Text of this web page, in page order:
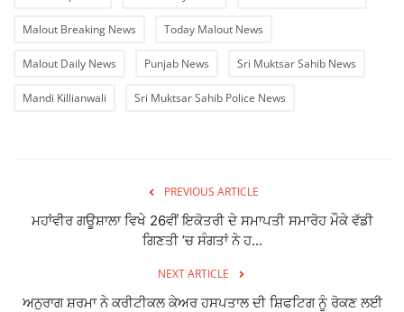
Malout Breaking News Today Malout News
Malout Daily News Punjab News Sri Muktsar Sahib News
Mandi Killianwali Sri Muktsar Sahib Police News
PREVIOUS ARTICLE
ਮਹਾਂਵੀਰ ਗਊਸ਼ਾਲਾ ਵਿਖੇ 26ਵੀਂ ਇਕੋਤਰੀ ਦੇ ਸਮਾਪਤੀ ਸਮਾਰੋਹ ਮੌਕੇ ਵੱਡੀ
ਗਿਣਤੀ ’ਚ ਸੰਗਤਾਂ ਨੇ ਹ...
NEXT ARTICLE
ਅਨੁਰਾਗ ਸ਼ਰਮਾ ਨੇ ਕਰੀਟੀਕਲ ਕੇਅਰ ਹਸਪਤਾਲ ਦੀ ਸ਼ਿਫਟਿਗ ਨੂੰ ਰੋਕਣ ਲਈ